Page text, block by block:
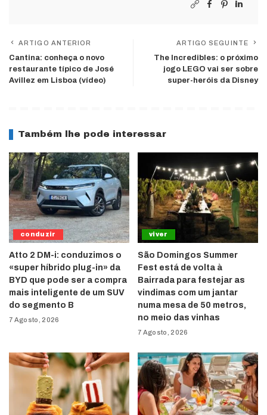
ARTIGO ANTERIOR
Cantina: conheça o novo
restaurante típico de José
Avillez em Lisboa (vídeo)
ARTIGO SEGUINTE
The Incredibles: o próximo
jogo LEGO vai ser sobre
super-heróis da Disney
Também lhe pode interessar
conduzir
Atto 2 DM-i: conduzimos o
«super híbrido plug-in» da
BYD que pode ser a compra
mais inteligente de um SUV
do segmento B
7 Agosto, 2026
viver
São Domingos Summer
Fest está de volta à
Bairrada para festejar as
vindimas com um jantar
numa mesa de 50 metros,
no meio das vinhas
7 Agosto, 2026